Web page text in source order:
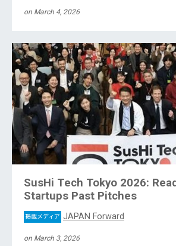
on March 4, 2026
SusHi Tech Tokyo 2026:
Startups Past Pitches
掲載メディア JAPAN Forward
on March 3, 2026